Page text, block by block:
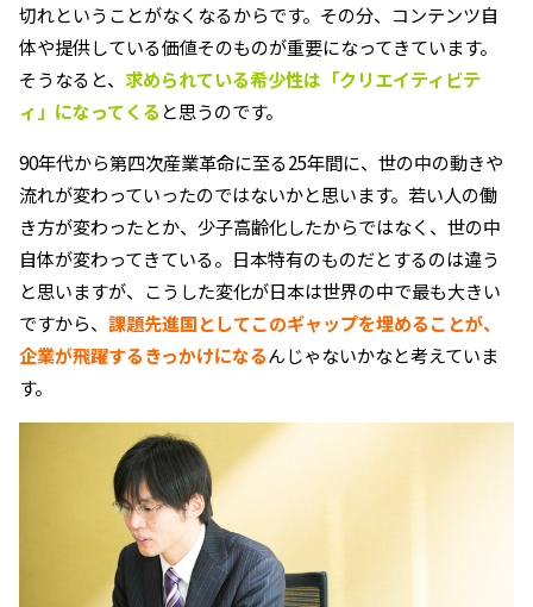
切れということがなくなるからです。その分、コンテンツ自
体や提供している価値そのものが重要になってきています。
そうなると、 求められている希少性は「クリエイティビテ
ィ」になってくる と思うのです。
90年代から第四次産業革命に至る25年間に、世の中の動きや
流れが変わっていったのではないかと思います。若い人の働
き方が変わったとか、少子高齢化したからではなく、世の中
自体が変わってきている。日本特有のものだとするのは違う
と思いますが、こうした変化が日本は世界の中で最も大きい
ですから、課題先進国としてこのギャップを埋めることが、
企業が飛躍するきっかけになるんじゃないかなと考えていま
す。